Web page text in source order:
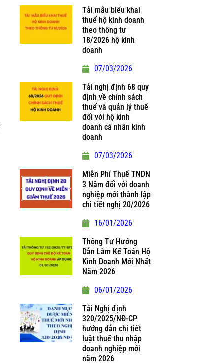
Tải mẫu biểu khai
thuế hộ kinh doanh
theo thông tư
18/2026 hộ kinh
doanh
07/03/2026
Tải nghị định 68 quy
định về chính sách
thuế và quản lý thuế
đối với hộ kinh
doanh cá nhân kinh
doanh
07/03/2026
Miễn Phí Thuế TNDN
3 Năm đối với doanh
nghiệp mới thành lập
chi tiết nghị 20/2026
16/01/2026
Thông Tư Hướng
Dẫn Làm Kế Toán Hộ
Kinh Doanh Mới Nhất
Năm 2026
06/01/2026
Tải Nghị định
320/2025/NĐ-CP
hướng dẫn chi tiết
luật thuế thu nhập
doanh nghiệp mới
năm 2026